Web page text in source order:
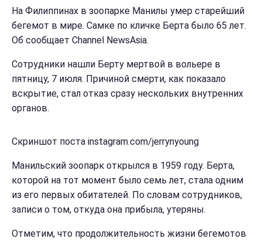
На Филиппинах в зоопарке Манилы умер старейший
бегемот в мире. Самке по кличке Берта было 65 лет.
Об сообщает Channel NewsAsia.
Сотрудники нашли Берту мертвой в вольере в
пятницу, 7 июля. Причиной смерти, как показало
вскрытие, стал отказ сразу нескольких внутренних
органов.
Скриншот поста instagram.com/jerrynyoung
Манильский зоопарк открылся в 1959 году. Берта,
которой на тот момент было семь лет, стала одним
из его первых обитателей. По словам сотрудников,
записи о том, откуда она прибыла, утеряны.
Отметим, что продолжительность жизни бегемотов